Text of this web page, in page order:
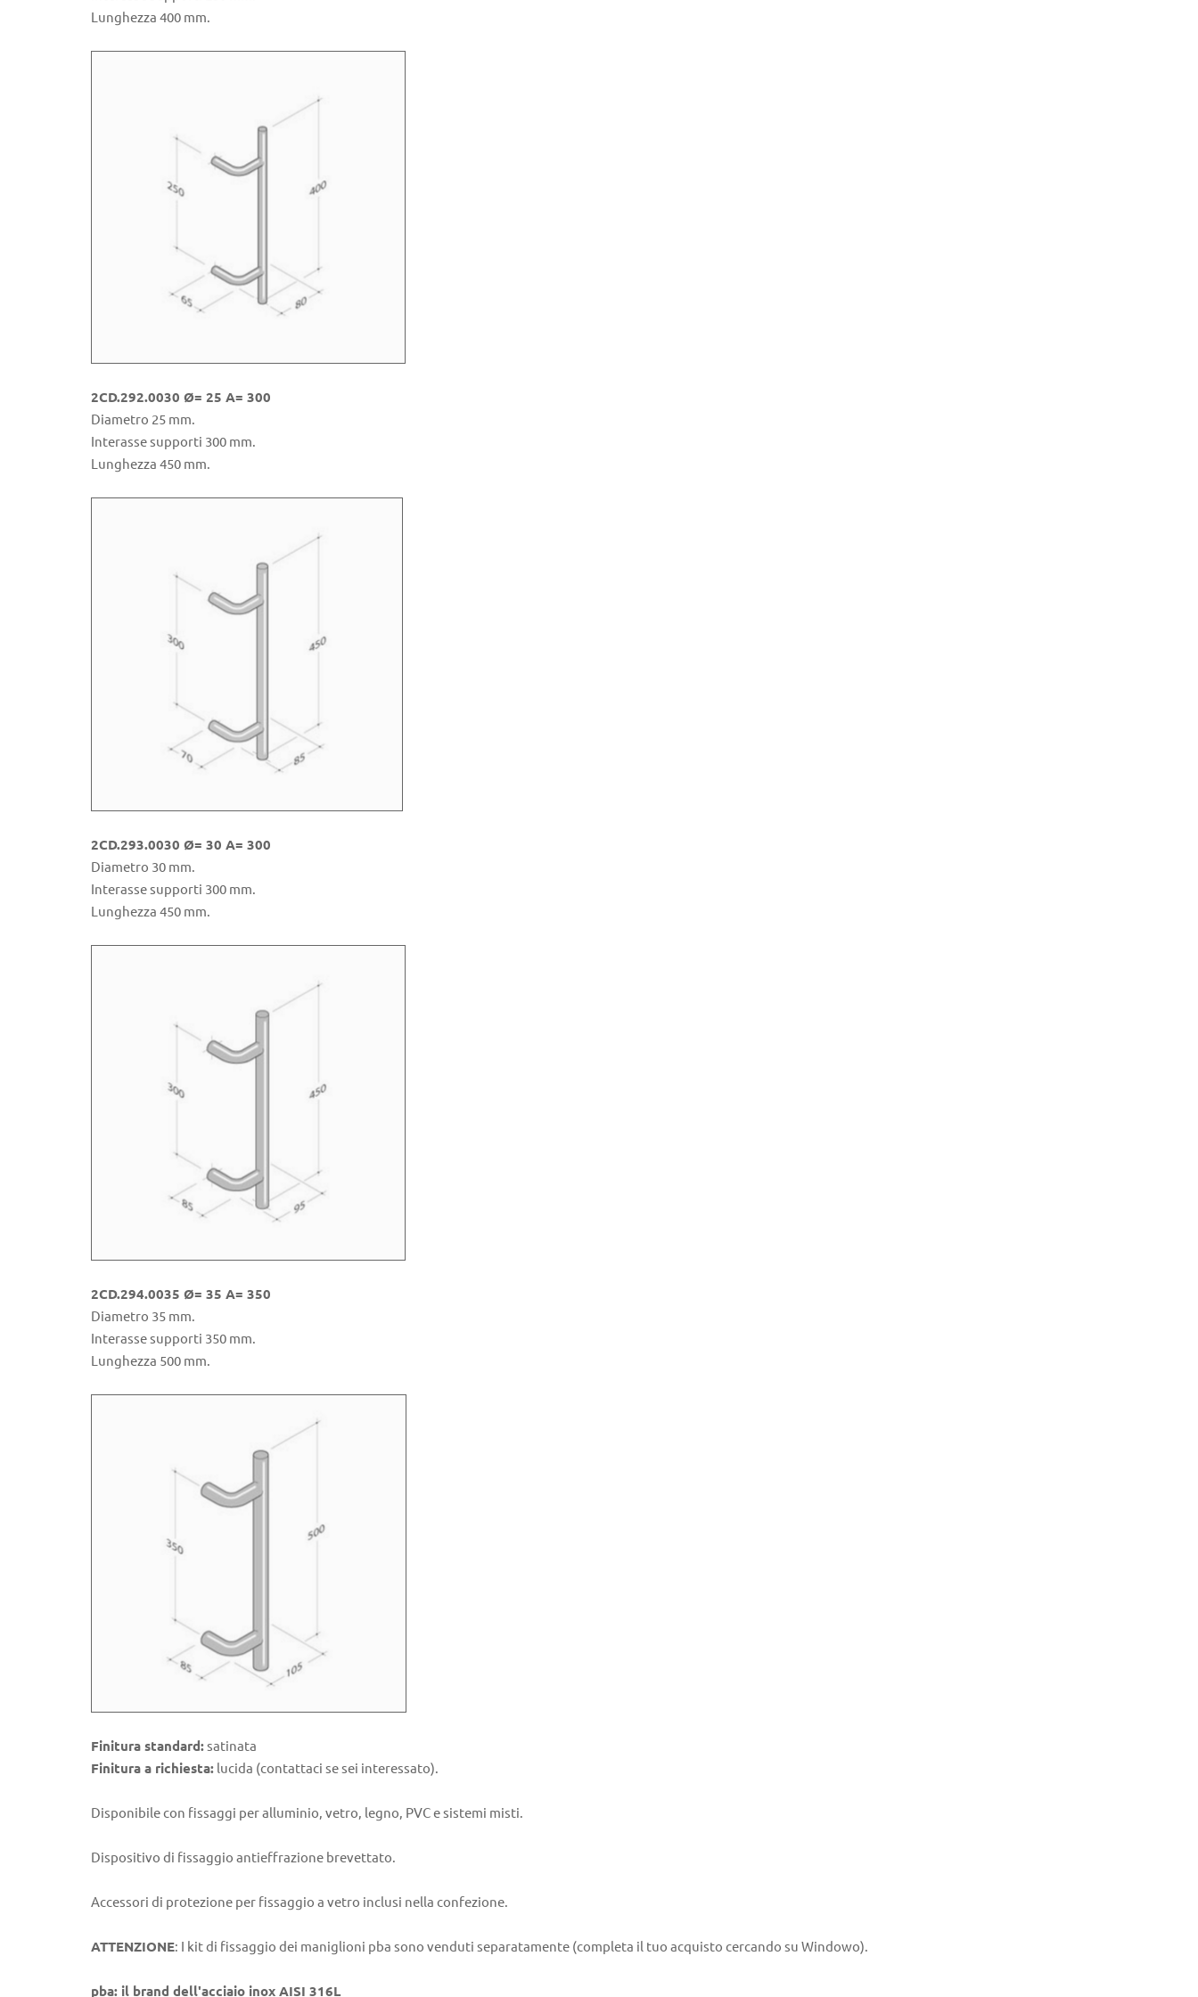
Lunghezza 400 mm.
2CD.292.0030 Ø= 25 A= 300
Diametro 25 mm.
Interasse supporti 300 mm.
Lunghezza 450 mm.
2CD.293.0030 Ø= 30 A= 300
Diametro 30 mm.
Interasse supporti 300 mm.
Lunghezza 450 mm.
2CD.294.0035 Ø= 35 A= 350
Diametro 35 mm.
Interasse supporti 350 mm.
Lunghezza 500 mm.
Finitura standard:satinata
Finitura a richiesta: lucida (contattaci se sei interessato).
Disponibile con fissaggi per alluminio, vetro, legno, PVC e sistemi misti.
Dispositivo di fissaggio antieffrazione brevettato.
Accessori di protezione per fissaggio a vetro inclusi nella confezione.
ATTENZIONE: I kit di fissaggio dei maniglioni pba sono venduti separatamente (completa il tuo acquisto cercando su Windowo).
pba: il brand dell'acciaio inox AISI 316L